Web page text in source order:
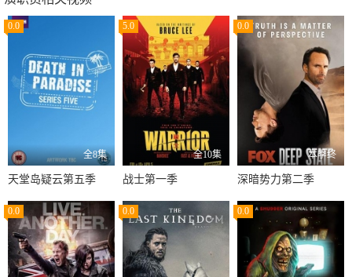
0.0
全8集
天堂岛疑云第五季
5.0
全10集
战士第一季
0.0
本季终
深暗势力第二季
0.0 0.0 0.0